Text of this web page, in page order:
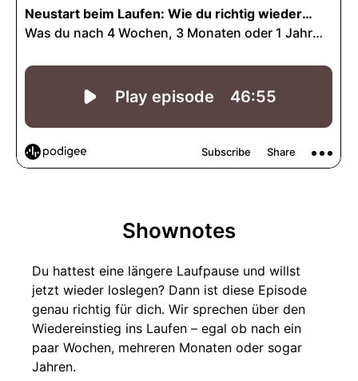
Shownotes
Du hattest eine längere Laufpause und willst
jetzt wieder loslegen? Dann ist diese Episode
genau richtig für dich. Wir sprechen über den
Wiedereinstieg ins Laufen – egal ob nach ein
paar Wochen, mehreren Monaten oder sogar
Jahren.